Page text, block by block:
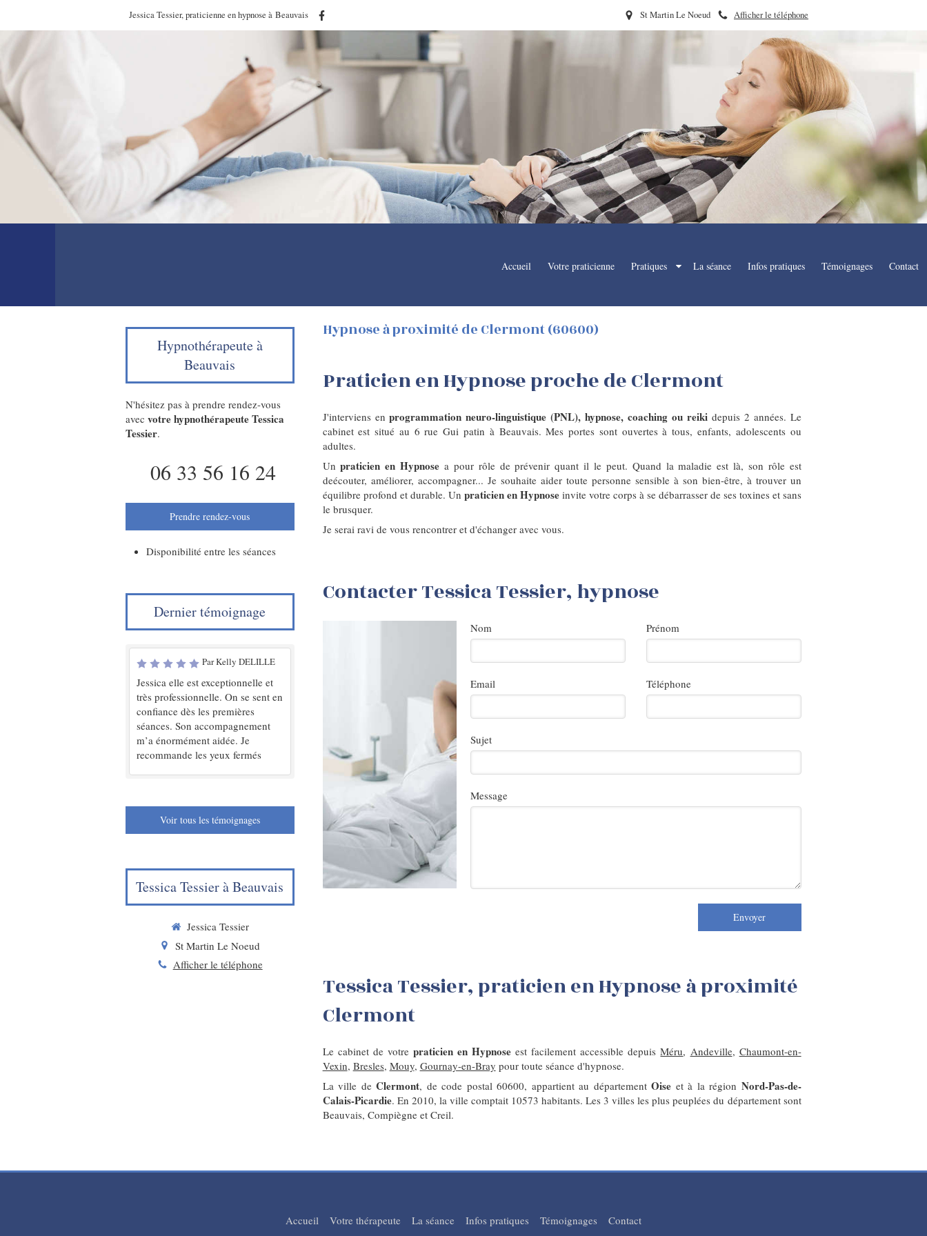
Jessica Tessier, praticienne en hypnose à Beauvais Afficher le téléphone
St Martin Le Noeud
Accueil Votre praticienne Pratiques La séance Infos pratiques Témoignages Contact
Hypnose à proximité de Clermont (60600)
Praticien en Hypnose proche de Clermont
J'interviens enprogrammation neuro-linguistique (PNL), hypnose, coaching ou reikidepuis 2 années. Le
cabinet est situé au 6 rue Gui patin à Beauvais. Mes portes sont ouvertes à tous, enfants, adolescents ou
adultes.
Unpraticien en Hypnose a pour rôle de prévenir quant il le peut. Quand la maladie est là, son rôle est
deécouter, améliorer, accompagner... Je souhaite aider toute personne sensible à son bien-être, à trouver un
équilibre profond et durable. Un praticien en Hypnoseinvite votre corps à se débarrasser de ses toxines et sans
le brusquer.
Je serai ravi de vous rencontrer et d'échanger avec vous.
Contacter Tessica Tessier, hypnose
Nom Prénom
Email Téléphone
Sujet
Message
Envoyer
Tessica Tessier, praticien en Hypnose à proximité
Clermont
Le cabinet de votre praticien en Hypnose est facilement accessible depuisMéru, Andeville, Chaumont-en-
Vexin, Bresles, Mouy, Gournay-en-Bray pour toute séance d'hypnose.
La ville deClermont, de code postal 60600, appartient au départementOise et à la région Nord-Pas-de-
Calais-Picardie. En 2010, la ville comptait 10573 habitants. Les 3 villes les plus peuplées du département sont
Beauvais, Compiègne et Creil.
Hypnothérapeute à
Beauvais
N'hésitez pas à prendre rendez-vous
avec votre hypnothérapeute Tessica
Tessier.
06 33 56 16 24
Prendre rendez-vous
Disponibilité entre les séances
Dernier témoignage
Par Kelly DELILLE
Jessica elle est exceptionnelle et
très professionnelle. On se sent en
confiance dès les premières
séances. Son accompagnement
m’a énormément aidée. Je
recommande les yeux fermés
Voir tous les témoignages
Tessica Tessier à Beauvais
Jessica Tessier
St Martin Le Noeud
Afficher le téléphone
Accueil Votre thérapeute La séance Infos pratiques Témoignages Contact